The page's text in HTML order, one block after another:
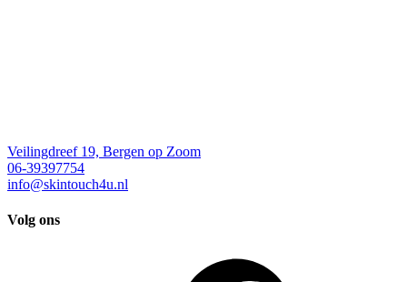
Veilingdreef 19, Bergen op Zoom
06-39397754
info@skintouch4u.nl
Volg ons